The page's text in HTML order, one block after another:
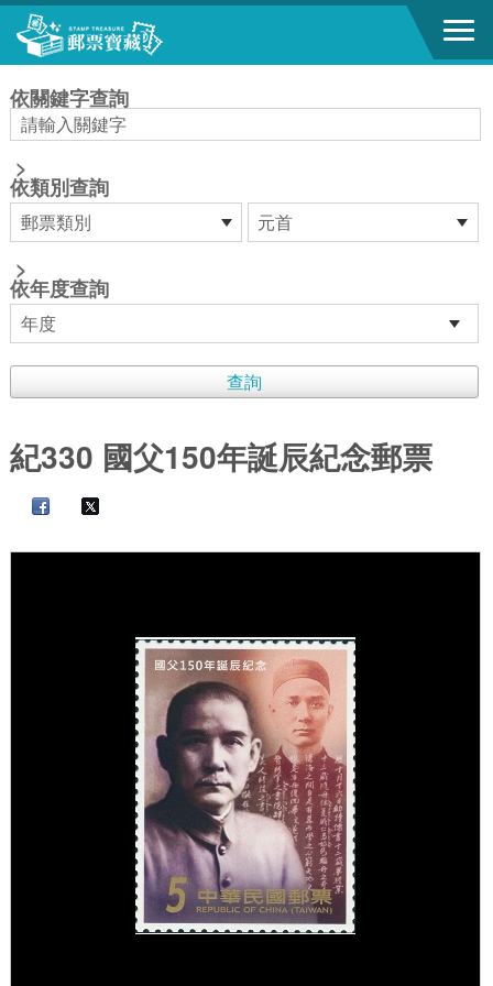
跳到主要內容區塊
依關鍵字查詢
>
依類別查詢
>
依年度查詢
紀330 國父150年誕辰紀念郵票